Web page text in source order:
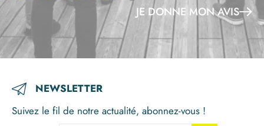
JE DONNE MON AVIS
NEWSLETTER
Suivez le fil de notre actualité, abonnez-vous !